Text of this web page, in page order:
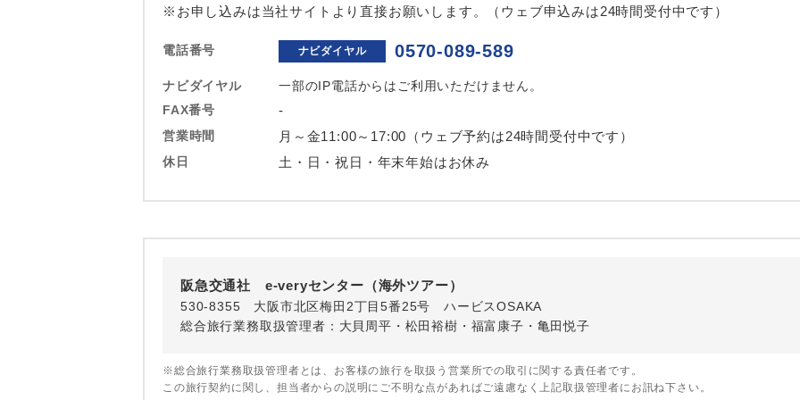
※お申し込みは当社サイトより直接お願いします。（ウェブ申込みは24時間受付中です）
電話番号 ナビダイヤル 0570-089-589
ナビダイヤル
一部のIP電話からはご利用いただけません。
FAX番号
-
営業時間 月～金11:00～17:00（ウェブ予約は24時間受付中です）
休日 土・日・祝日・年末年始はお休み
阪急交通社 e-veryセンター（海外ツアー）
530-8355 大阪市北区梅田2丁目5番25号 ハービスOSAKA
総合旅行業務取扱管理者：大貝周平・松田裕樹・福富康子・亀田悦子
※総合旅行業務取扱管理者とは、お客様の旅行を取扱う営業所での取引に関する責任者です。
この旅行契約に関し、担当者からの説明にご不明な点があればご遠慮なく上記取扱管理者にお訊ね下さい。
2027/3/18〜2027/3/27 大人（12歳以上）4,500円、子供（2歳以上12歳未満）
国際観光旅客税
2026/8/7〜2026/8/15 大人（12歳以上）3,000円、子供（2歳以上12歳未満）
2026/8/16〜2026/9/15 大人（12歳以上）3,000円、子供（2歳以上12歳未満）
2026/9/29〜2026/10/4 大人（12歳以上）3,000円、子供（2歳以上12歳未満）
2026/10/5〜2026/10/12 大人（12歳以上）3,000円、子供（2歳以上12歳未満
2026/10/13〜2026/10/19 大人（12歳以上）3,000円、子供（2歳以上12歳未満
2026/10/25〜2026/10/26 大人（12歳以上）3,000円、子供（2歳以上12歳未
2026/12/18〜2027/1/2 大人（12歳以上）3,000円、子供（2歳以上12歳未満）
2027/1/3〜2027/1/28 大人（12歳以上）3,000円、子供（2歳以上12歳未満）
2027/1/29〜2027/2/13 大人（12歳以上）3,000円、子供（2歳以上12歳未満）
2027/2/25〜2027/3/1 大人（12歳以上）3,000円、子供（2歳以上12歳未満）
2027/3/2〜2027/3/17 大人（12歳以上）3,000円、子供（2歳以上12歳未満）